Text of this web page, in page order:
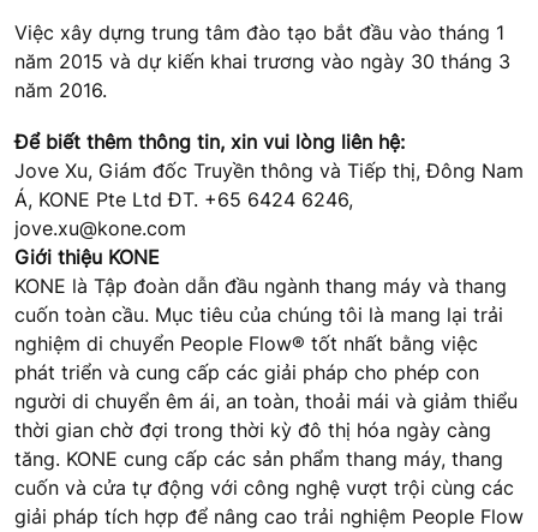
Việc xây dựng trung tâm đào tạo bắt đầu vào tháng 1
năm 2015 và dự kiến khai trương vào ngày 30 tháng 3
năm 2016.
Để biết thêm thông tin, xin vui lòng liên hệ:
Jove Xu, Giám đốc Truyền thông và Tiếp thị, Đông Nam
Á, KONE Pte Ltd ĐT. +65 6424 6246,
jove.xu@kone.com
Giới thiệu KONE
KONE là Tập đoàn dẫn đầu ngành thang máy và thang
cuốn toàn cầu. Mục tiêu của chúng tôi là mang lại trải
nghiệm di chuyển People Flow® tốt nhất bằng việc
phát triển và cung cấp các giải pháp cho phép con
người di chuyển êm ái, an toàn, thoải mái và giảm thiểu
thời gian chờ đợi trong thời kỳ đô thị hóa ngày càng
tăng. KONE cung cấp các sản phẩm thang máy, thang
cuốn và cửa tự động với công nghệ vượt trội cùng các
giải pháp tích hợp để nâng cao trải nghiệm People Flow